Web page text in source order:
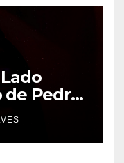
de Pedro
Futuro
em